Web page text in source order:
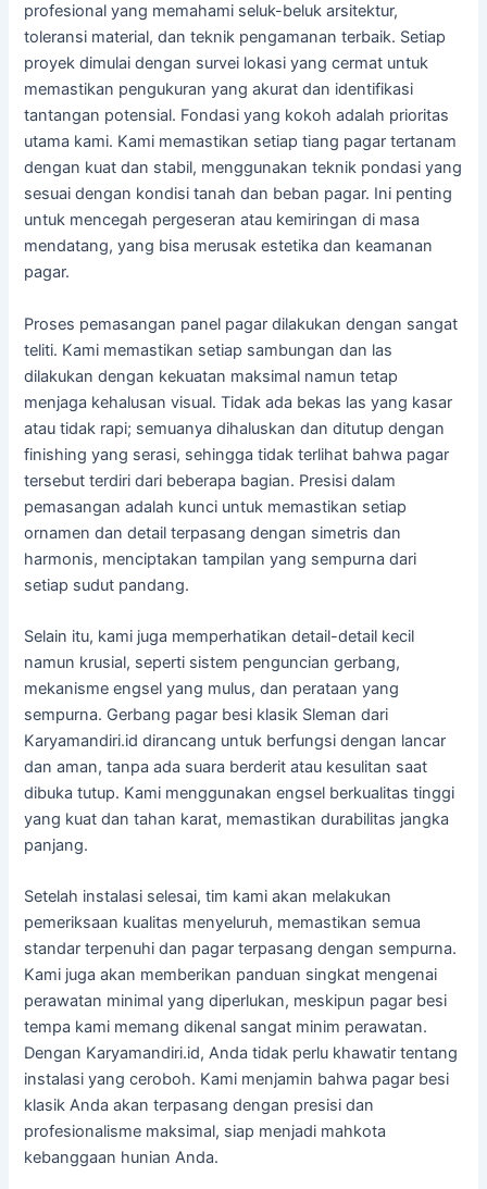
profesional yang memahami seluk-beluk arsitektur,
toleransi material, dan teknik pengamanan terbaik. Setiap
proyek dimulai dengan survei lokasi yang cermat untuk
memastikan pengukuran yang akurat dan identifikasi
tantangan potensial. Fondasi yang kokoh adalah prioritas
utama kami. Kami memastikan setiap tiang pagar tertanam
dengan kuat dan stabil, menggunakan teknik pondasi yang
sesuai dengan kondisi tanah dan beban pagar. Ini penting
untuk mencegah pergeseran atau kemiringan di masa
mendatang, yang bisa merusak estetika dan keamanan
pagar.
Proses pemasangan panel pagar dilakukan dengan sangat
teliti. Kami memastikan setiap sambungan dan las
dilakukan dengan kekuatan maksimal namun tetap
menjaga kehalusan visual. Tidak ada bekas las yang kasar
atau tidak rapi; semuanya dihaluskan dan ditutup dengan
finishing yang serasi, sehingga tidak terlihat bahwa pagar
tersebut terdiri dari beberapa bagian. Presisi dalam
pemasangan adalah kunci untuk memastikan setiap
ornamen dan detail terpasang dengan simetris dan
harmonis, menciptakan tampilan yang sempurna dari
setiap sudut pandang.
Selain itu, kami juga memperhatikan detail-detail kecil
namun krusial, seperti sistem penguncian gerbang,
mekanisme engsel yang mulus, dan perataan yang
sempurna. Gerbang pagar besi klasik Sleman dari
Karyamandiri.id dirancang untuk berfungsi dengan lancar
dan aman, tanpa ada suara berderit atau kesulitan saat
dibuka tutup. Kami menggunakan engsel berkualitas tinggi
yang kuat dan tahan karat, memastikan durabilitas jangka
panjang.
Setelah instalasi selesai, tim kami akan melakukan
pemeriksaan kualitas menyeluruh, memastikan semua
standar terpenuhi dan pagar terpasang dengan sempurna.
Kami juga akan memberikan panduan singkat mengenai
perawatan minimal yang diperlukan, meskipun pagar besi
tempa kami memang dikenal sangat minim perawatan.
Dengan Karyamandiri.id, Anda tidak perlu khawatir tentang
instalasi yang ceroboh. Kami menjamin bahwa pagar besi
klasik Anda akan terpasang dengan presisi dan
profesionalisme maksimal, siap menjadi mahkota
kebanggaan hunian Anda.